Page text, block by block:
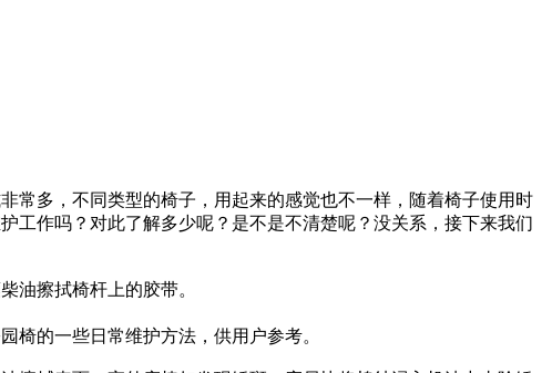
多，不同类型的椅子，用起来的感觉也不一样，随着椅子使用时
工作吗？对此了解多少呢？是不是不清楚呢？没关系，接下来我们
擦拭椅杆上的胶带。
的一些日常维护方法，供用户参考。